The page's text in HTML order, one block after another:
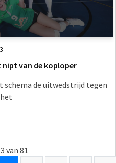
nipt van de koploper
schema de uitwedstrijd tegen
van 81